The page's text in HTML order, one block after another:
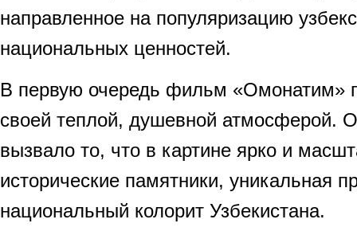
направленное на популяризацию
национальных ценностей.
В первую очередь фильм «Омонатим»
своей теплой, душевной атмосферой.
вызвало то, что в картине ярко и
исторические памятники, уникальная
национальный колорит